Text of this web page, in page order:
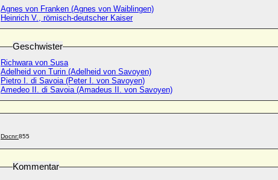
Agnes von Franken (Agnes von Waiblingen)
Heinrich V., römisch-deutscher Kaiser
Geschwister
Richwara von Susa
Adelheid von Turin (Adelheid von Savoyen)
Pietro I. di Savoia (Peter I. von Savoyen)
Amedeo II. di Savoia (Amadeus II. von Savoyen)
Docnr:855
Kommentar